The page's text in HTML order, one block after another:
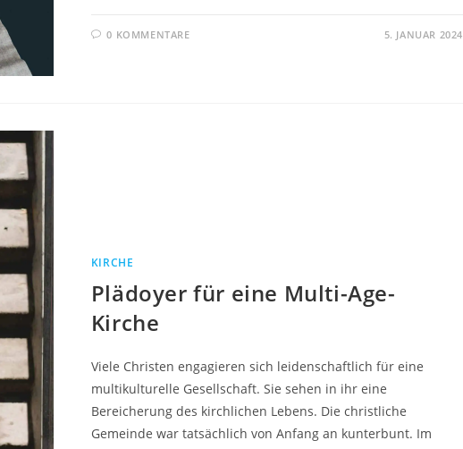
0 KOMMENTARE 5. JANUAR 2024
KIRCHE
Plädoyer für eine Multi-Age-
Kirche
Viele Christen engagieren sich leidenschaftlich für eine
multikulturelle Gesellschaft. Sie sehen in ihr eine
Bereicherung des kirchlichen Lebens. Die christliche
Gemeinde war tatsächlich von Anfang an kunterbunt. Im